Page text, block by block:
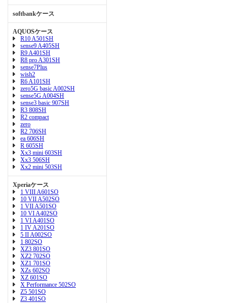
softbankケース
AQUOSケース
R10 A501SH
sense9 A405SH
R9 A401SH
R8 pro A301SH
sense7Plus
wish2
R6 A101SH
zero5G basic A002SH
sense5G A004SH
sense3 basic 907SH
R3 808SH
R2 compact
zero
R2 706SH
ea 606SH
R 605SH
Xx3 mini 603SH
Xx3 506SH
Xx2 mini 503SH
Xperiaケース
1 VIII A601SO
10 VII A502SO
1 VII A501SO
10 VI A402SO
1 VI A401SO
1 IV A201SO
5 II A002SO
1 802SO
XZ3 801SO
XZ2 702SO
XZ1 701SO
XZs 602SO
XZ 601SO
X Performance 502SO
Z5 501SO
Z3 401SO